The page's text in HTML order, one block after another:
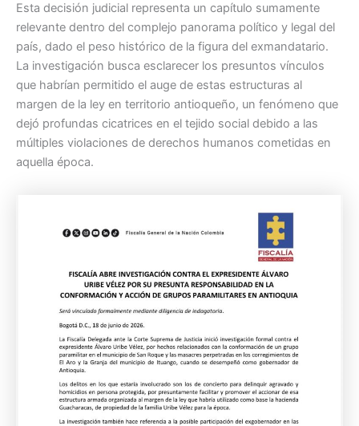
Esta decisión judicial representa un capítulo sumamente
relevante dentro del complejo panorama político y legal del
país, dado el peso histórico de la figura del exmandatario.
La investigación busca esclarecer los presuntos vínculos
que habrían permitido el auge de estas estructuras al
margen de la ley en territorio antioqueño, un fenómeno que
dejó profundas cicatrices en el tejido social debido a las
múltiples violaciones de derechos humanos cometidas en
aquella época.